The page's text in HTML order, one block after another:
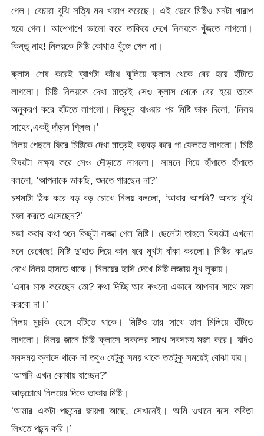
গেল। বেচারা বুঝি সত্যি মন খারাপ করেছে। এই ভেবে মিষ্টিও মনটা খারাপ
হয়ে গেল। আশেপাশে ভালো করে তাকিয়ে দেখে নিলয়কে খুঁজতে লাগলো।
কিন্তু নাহ! নিলয়কে মিষ্টি কোথাও খুঁজে পেল না।
ক্লাস শেষ করেই ব্যাগটা কাঁধে ঝুলিয়ে ক্লাস থেকে বের হয়ে হাঁটতে
লাগলো। মিষ্টি নিলয়কে দেখা মাত্রই সেও ক্লাস থেকে বের হয়ে তাকে
অনুকরণ করে হাঁটতে লাগলো। কিছুদূর যাওয়ার পর মিষ্টি ডাক দিলো, ‘নিলয়
সাহেব,একটু দাঁড়ান প্লিজ।’
নিলয় পেছনে ফিরে মিষ্টিকে দেখা মাত্রই বড়বড় করে পা ফেলতে লাগলো। মিষ্টি
বিষয়টা লক্ষ্য করে সেও দৌড়াতে লাগলো। সামনে গিয়ে হাঁপাতে হাঁপাতে
বললো, ‘আপনাকে ডাকছি, শুনতে পারছেন না?’
চশমাটা ঠিক করে বড় বড় চোখে নিলয় বললো, ‘আবার আপনি? আবার বুঝি
মজা করতে এসেছেন?’
মজা করার কথা শুনে কিছুটা লজ্জা পেল মিষ্টি। ছেলেটা তাহলে বিষয়টা এখনো
মনে রেখেছে! মিষ্টি দু’হাত দিয়ে কান ধরে মুখটা বাঁকা করলো। মিষ্টির কাণ্ড
দেখে নিলয় হাসতে থাকে। নিলয়ের হাসি দেখে মিষ্টি লজ্জায় মুখ লুকায়।
‘এবার মাফ করেছেন তো? কথা দিচ্ছি আর কখনো এভাবে আপনার সাথে মজা
করবো না।’
নিলয় মুচকি হেসে হাঁটতে থাকে। মিষ্টিও তার সাথে তাল মিলিয়ে হাঁটতে
লাগলো। নিলয় জানে মিষ্টি ক্লাসে সকলের সাথে সবসময় মজা করে। যদিও
সবসময় ক্লাসে থাকে না তবুও যেটুকু সময় থাকে ততটুকু সময়েই বোঝা যায়।
‘আপনি এখন কোথায় যাচ্ছেন?’
আড়চোখে নিলয়ের দিকে তাকায় মিষ্টি।
‘আমার একটা পছন্দের জায়গা আছে, সেখানেই। আমি ওখানে বসে কবিতা
লিখতে পছন্দ করি।’